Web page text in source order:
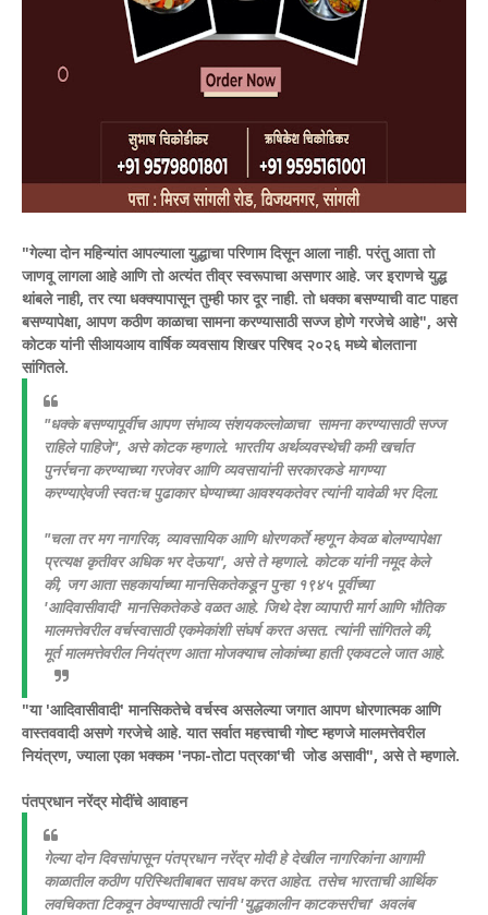
"गेल्या दोन महिन्यांत आपल्याला युद्धाचा परिणाम दिसून आला नाही. परंतु आता तो
जाणवू लागला आहे आणि तो अत्यंत तीव्र स्वरूपाचा असणार आहे. जर इराणचे युद्ध
थांबले नाही, तर त्या धक्क्यापासून तुम्ही फार दूर नाही. तो धक्का बसण्याची वाट पाहत
बसण्यापेक्षा, आपण कठीण काळाचा सामना करण्यासाठी सज्ज होणे गरजेचे आहे", असे
कोटक यांनी सीआयआय वार्षिक व्यवसाय शिखर परिषद २०२६ मध्ये बोलताना
सांगितले.
"धक्के बसण्यापूर्वीच आपण संभाव्य संशयकल्लोळाचा सामना करण्यासाठी सज्ज
राहिले पाहिजे", असे कोटक म्हणाले. भारतीय अर्थव्यवस्थेची कमी खर्चात
पुनर्रचना करण्याच्या गरजेवर आणि व्यवसायांनी सरकारकडे मागण्या
करण्याऐवजी स्वतःच पुढाकार घेण्याच्या आवश्यकतेवर त्यांनी यावेळी भर दिला.
"चला तर मग नागरिक, व्यावसायिक आणि धोरणकर्ते म्हणून केवळ बोलण्यापेक्षा
प्रत्यक्ष कृतीवर अधिक भर देऊया", असे ते म्हणाले. कोटक यांनी नमूद केले
की, जग आता सहकार्याच्या मानसिकतेकडून पुन्हा १९४५ पूर्वीच्या
'आदिवासीवादी' मानसिकतेकडे वळत आहे. जिथे देश व्यापारी मार्ग आणि भौतिक
मालमत्तेवरील वर्चस्वासाठी एकमेकांशी संघर्ष करत असत. त्यांनी सांगितले की,
मूर्त मालमत्तेवरील नियंत्रण आता मोजक्याच लोकांच्या हाती एकवटले जात आहे.
"या 'आदिवासीवादी' मानसिकतेचे वर्चस्व असलेल्या जगात आपण धोरणात्मक आणि
वास्तववादी असणे गरजेचे आहे. यात सर्वात महत्त्वाची गोष्ट म्हणजे मालमत्तेवरील
नियंत्रण, ज्याला एका भक्कम 'नफा-तोटा पत्रका'ची जोड असावी", असे ते म्हणाले.
पंतप्रधान नरेंद्र मोदींचे आवाहन
गेल्या दोन दिवसांपासून पंतप्रधान नरेंद्र मोदी हे देखील नागरिकांना आगामी
काळातील कठीण परिस्थितीबाबत सावध करत आहेत. तसेच भारताची आर्थिक
लवचिकता टिकवून ठेवण्यासाठी त्यांनी 'युद्धकालीन काटकसरीचा' अवलंब